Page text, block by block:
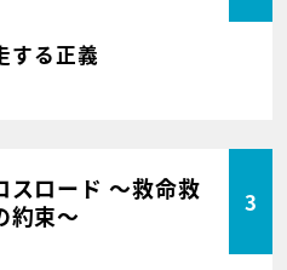
る正義
スロード ～救命救
約束～
3